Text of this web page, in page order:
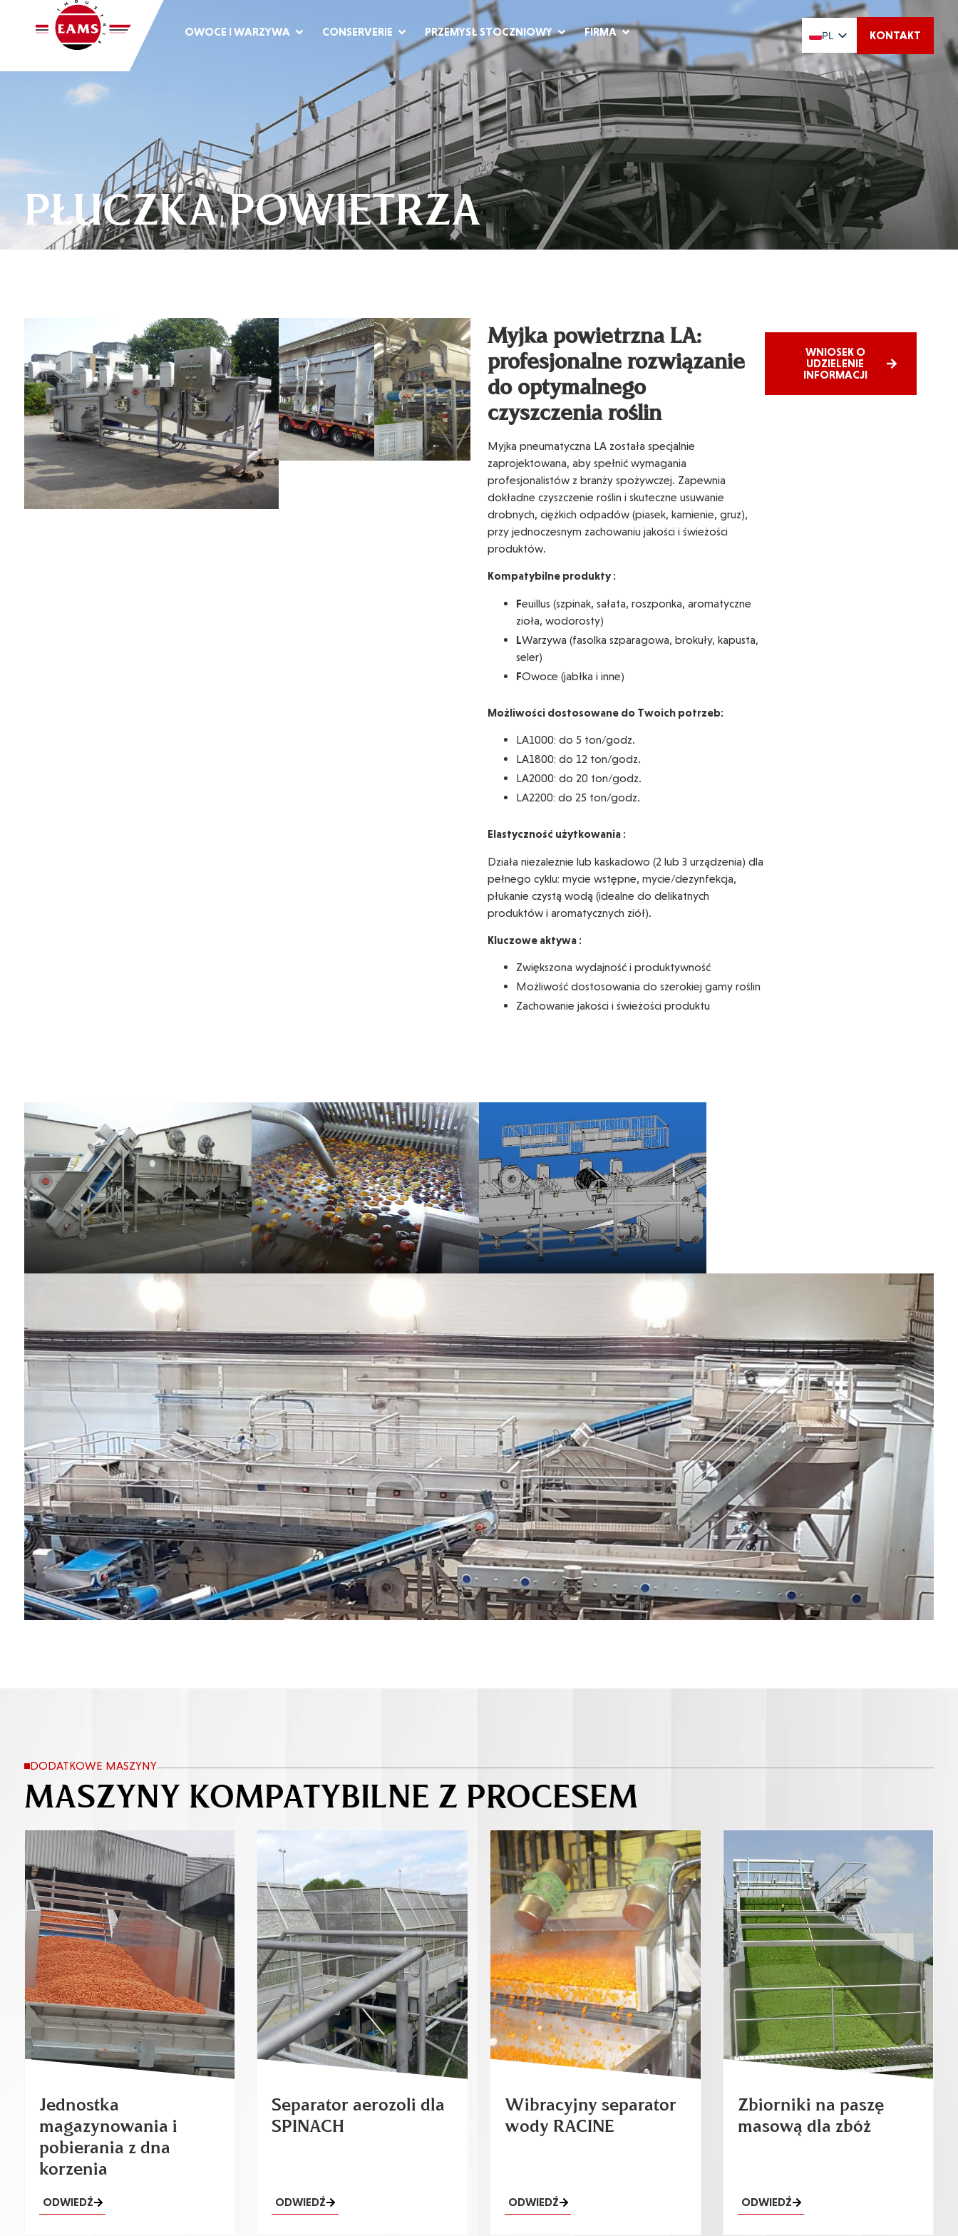
OWOCE I WARZYWA CONSERVERIE PRZEMYSŁ STOCZNIOWY FIRMA
PL
FR
EN
ES
NL
KONTAKT
PŁUCZKA POWIETRZA
Myjka powietrzna LA:
profesjonalne rozwiązanie
do optymalnego
czyszczenia roślin
Myjka pneumatyczna LA została specjalnie
zaprojektowana, aby spełnić wymagania
profesjonalistów z branży spożywczej. Zapewnia
dokładne czyszczenie roślin i skuteczne usuwanie
drobnych, ciężkich odpadów (piasek, kamienie, gruz),
przy jednoczesnym zachowaniu jakości i świeżości
produktów.
Kompatybilne produkty :
Feuillus (szpinak, sałata, roszponka, aromatyczne
zioła, wodorosty)
LWarzywa (fasolka szparagowa, brokuły, kapusta,
seler)
FOwoce (jabłka i inne)
Możliwości dostosowane do Twoich potrzeb:
LA1000: do 5 ton/godz.
LA1800: do 12 ton/godz.
LA2000: do 20 ton/godz.
LA2200: do 25 ton/godz.
Elastyczność użytkowania :
Działa niezależnie lub kaskadowo (2 lub 3 urządzenia) dla
pełnego cyklu: mycie wstępne, mycie/dezynfekcja,
płukanie czystą wodą (idealne do delikatnych
produktów i aromatycznych ziół).
Kluczowe aktywa :
Zwiększona wydajność i produktywność
Możliwość dostosowania do szerokiej gamy roślin
Zachowanie jakości i świeżości produktu
WNIOSEK O
UDZIELENIE
INFORMACJI
DODATKOWE MASZYNY
MASZYNY KOMPATYBILNE Z PROCESEM
Jednostka
magazynowania i
pobierania z dna
korzenia
ODWIEDŹ
Separator aerozoli dla
SPINACH
ODWIEDŹ
Wibracyjny separator
wody RACINE
ODWIEDŹ
Zbiorniki na paszę
masową dla zbóż
ODWIEDŹ